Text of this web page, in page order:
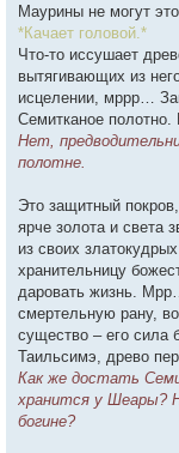
Маурины не могут
*Качает головой.*
Что-то иссушает
вытягивающих из
исцелении, мррр…
Семитканое
Нет,
полотне.
Это защитный
ярче золота и света
из своих
хранительницу
даровать жизнь.
смертельную рану,
существо – его сила
Таильсимэ, древо
Как же достать
хранится у Шеары?
богине?